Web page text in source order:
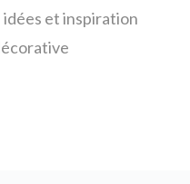
et inspiration